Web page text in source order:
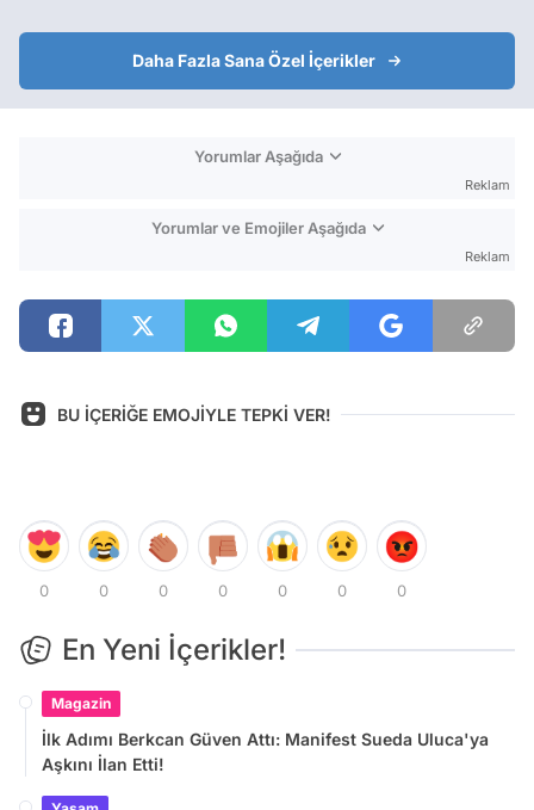
Daha Fazla Sana Özel İçerikler
Yorumlar Aşağıda
Reklam
Yorumlar ve Emojiler Aşağıda
Reklam
BU İÇERİĞE EMOJİYLE TEPKİ VER!
0 0 0 0 0 0 0
En Yeni İçerikler!
Magazin
İlk Adımı Berkcan Güven Attı: Manifest Sueda Uluca'ya
Aşkını İlan Etti!